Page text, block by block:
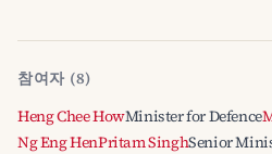
참여자 (8)
Heng Chee HowMinister for Defence
Ng Eng HenPritam SinghSenior